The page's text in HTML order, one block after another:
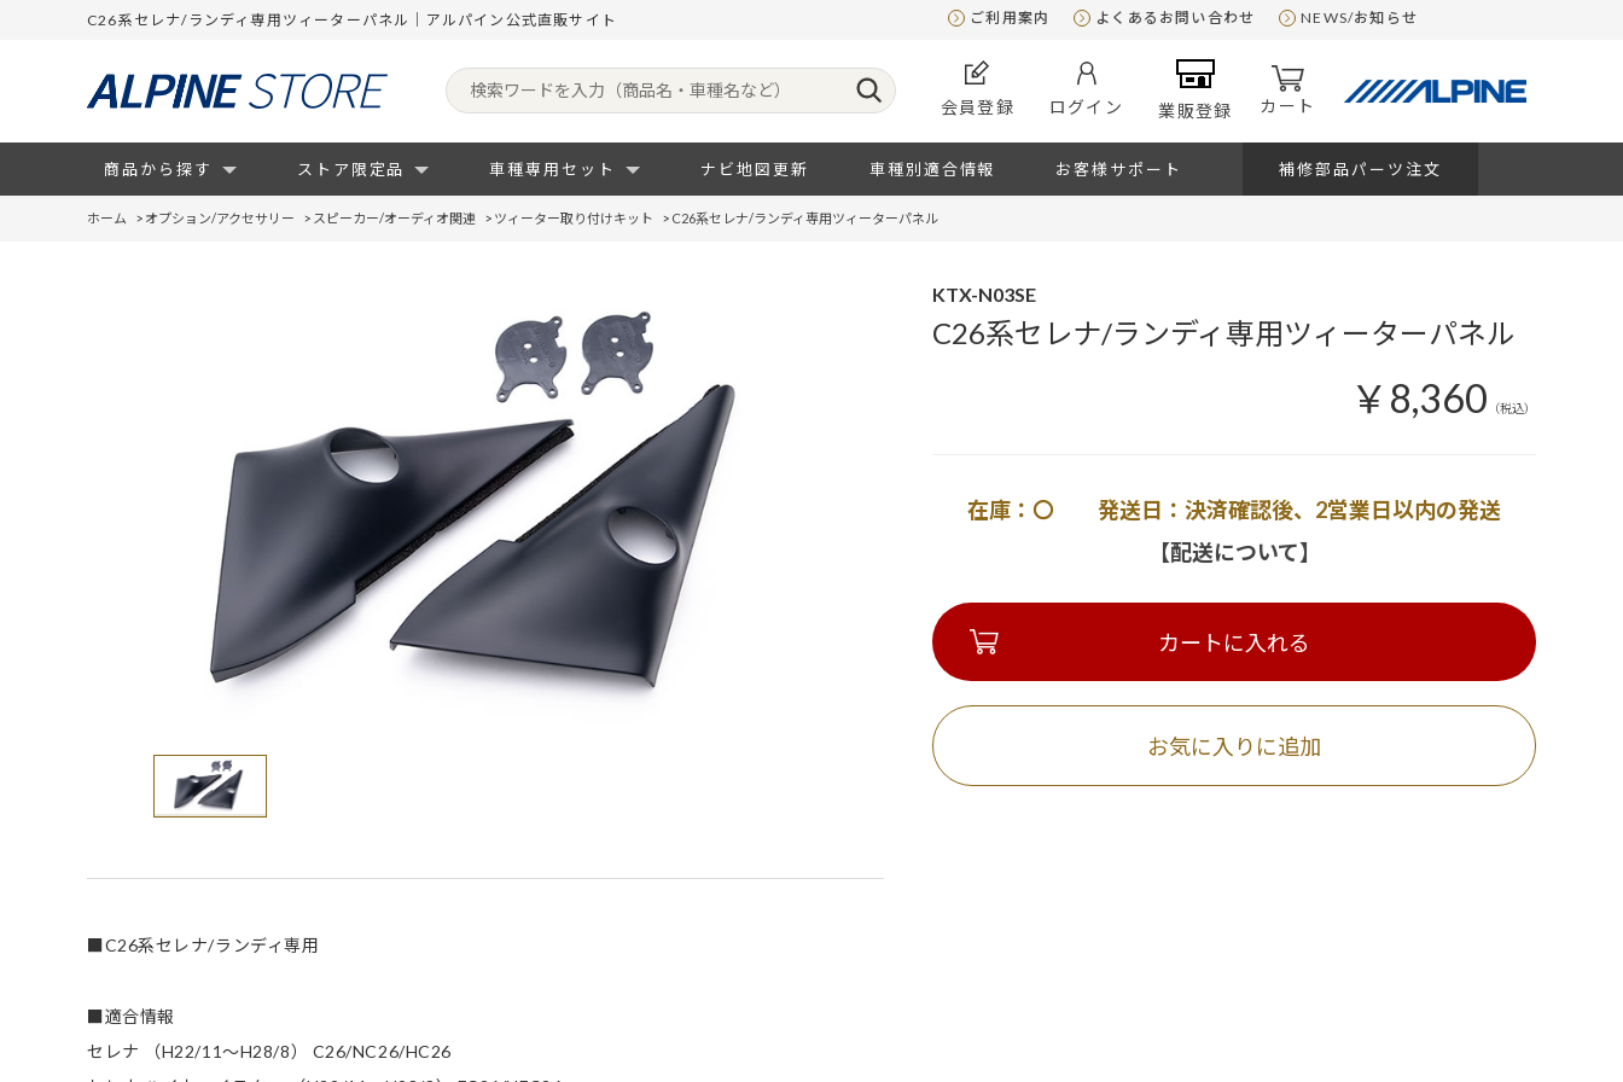
C26系セレナ/ランディ専用ツィーターパネル｜アルパイン公式直販サイト ご利用案内 よくあるお問い合わせ NEWS/お知らせ
会員登録 ログイン 業販登録 カート
商品から探す ストア限定品 車種専用セット ナビ地図更新 車種別適合情報 お客様サポート 補修部品パーツ注文
ホーム > オプション/アクセサリー > スピーカー/オーディオ関連 > ツィーター取り付けキット > C26系セレナ/ランディ専用ツィーターパネル
■C26系セレナ/ランディ専用
■適合情報
セレナ （H22/11～H28/8） C26/NC26/HC26
KTX-N03SE
C26系セレナ/ランディ専用ツィーターパネル
￥8,360 （税込）
在庫：〇 発送日：決済確認後、2営業日以内の発送
【配送について】
カートに入れる
お気に入りに追加